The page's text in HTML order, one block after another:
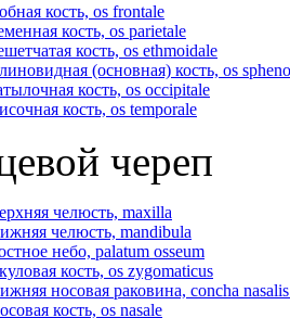
кость, os frontale
кость, os parietale
кость, os ethmoidale
(основная) кость, os
кость, os occipitale
кость, os temporale
череп
челюсть, maxilla
челюсть, mandibula
небо, palatum osseum
кость, os zygomaticus
носовая раковина, concha
кость, os nasale